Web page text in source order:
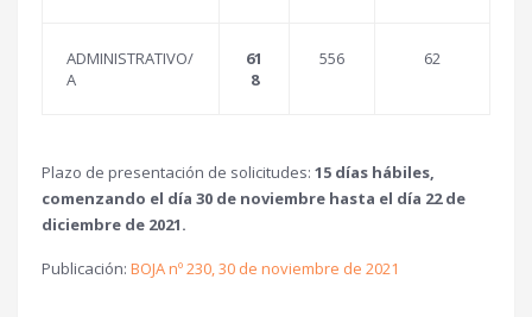
ADMINISTRATIVO/
A
61
8
556 62
Plazo de presentación de solicitudes: 15 días hábiles,
comenzando el día 30 de noviembre hasta el día 22 de
diciembre de 2021.
Publicación: BOJA nº 230, 30 de noviembre de 2021